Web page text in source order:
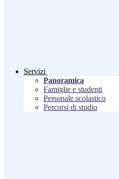
Servizi
Panoramica
Famiglie e studenti
Personale scolastico
Percorsi di studio